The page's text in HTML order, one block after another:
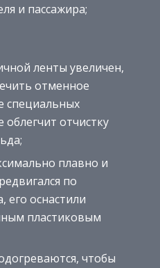
и пассажира;
ленты увеличен,
отменное
специальных
отчистку
плавно и
по
его оснастили
пластиковым
чтобы